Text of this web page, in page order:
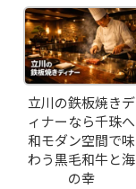
立川の鉄板焼きデ
ィナーなら千珠へ
和モダン空間で味
わう黒毛和牛と海
の幸